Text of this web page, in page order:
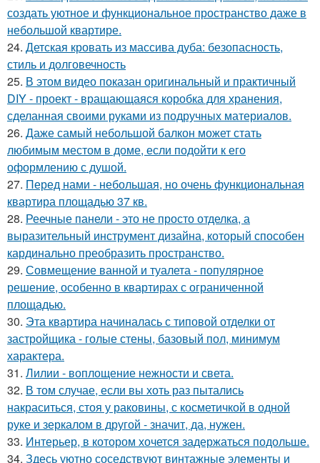
создать уютное и функциональное пространство даже в
небольшой квартире.
24. Детская кровать из массива дуба: безопасность,
стиль и долговечность
25. В этом видео показан оригинальный и практичный
DIY - проект - вращающаяся коробка для хранения,
сделанная своими руками из подручных материалов.
26. Даже самый небольшой балкон может стать
любимым местом в доме, если подойти к его
оформлению с душой.
27. Перед нами - небольшая, но очень функциональная
квартира площадью 37 кв.
28. Реечные панели - это не просто отделка, а
выразительный инструмент дизайна, который способен
кардинально преобразить пространство.
29. Совмещение ванной и туалета - популярное
решение, особенно в квартирах с ограниченной
площадью.
30. Эта квартира начиналась с типовой отделки от
застройщика - голые стены, базовый пол, минимум
характера.
31. Лилии - воплощение нежности и света.
32. В том случае, если вы хоть раз пытались
накраситься, стоя у раковины, с косметичкой в одной
руке и зеркалом в другой - значит, да, нужен.
33. Интерьер, в котором хочется задержаться подольше.
34. Здесь уютно соседствуют винтажные элементы и